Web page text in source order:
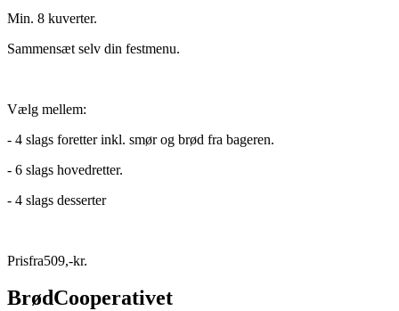
Min. 8 kuverter.
Sammensæt selv din festmenu.
Vælg mellem:
- 4 slags foretter inkl. smør og brød fra bageren.
- 6 slags hovedretter.
- 4 slags desserter
Prisfra509,-kr.
BrødCooperativet